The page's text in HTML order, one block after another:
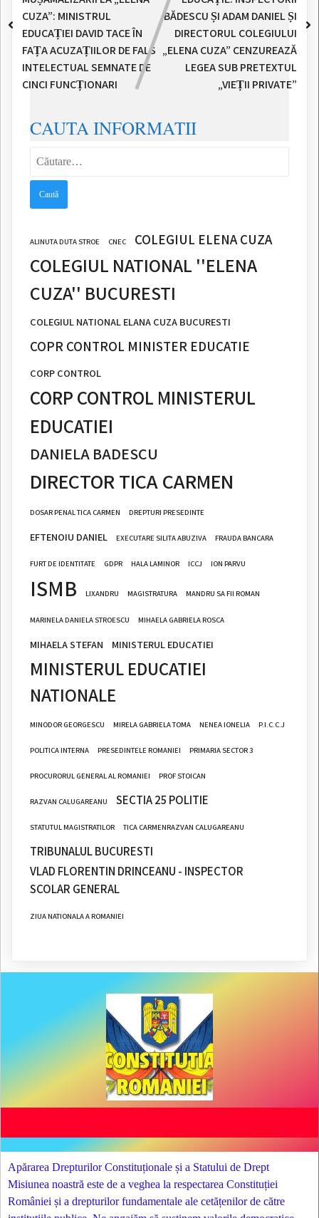
CUZA”: MINISTRUL
EDUCAȚIEI DAVID TACE ÎN
FAȚA ACUZAȚIILOR DE FALS
INTELECTUAL SEMNATE DE
CINCI FUNCȚIONARI
BĂDESCU ȘI ADAM DANIEL ȘI
DIRECTORUL COLEGIULUI
„ELENA CUZA” CENZUREAZĂ
LEGEA SUB PRETEXTUL
„VIEȚII PRIVATE”
CAUTA INFORMATII
ALINUTA DUTA STROE CNEC COLEGIUL ELENA CUZA
COLEGIUL NATIONAL ''ELENA
CUZA'' BUCURESTI
COLEGIUL NATIONAL ELANA CUZA BUCURESTI
COPR CONTROL MINISTER EDUCATIE
CORP CONTROL
CORP CONTROL MINISTERUL
EDUCATIEI
DANIELA BADESCU
DIRECTOR TICA CARMEN
DOSAR PENAL TICA CARMEN DREPTURI PRESEDINTE
EFTENOIU DANIEL EXECUTARE SILITA ABUZIVA FRAUDA BANCARA
FURT DE IDENTITATE GDPR HALA LAMINOR ICCJ ION PARVU
ISMB LIXANDRU MAGISTRATURA MANDRU SA FII ROMAN
MARINELA DANIELA STROESCU MIHAELA GABRIELA ROSCA
MIHAELA STEFAN MINISTERUL EDUCATIEI
MINISTERUL EDUCATIEI
NATIONALE
MINODOR GEORGESCU MIRELA GABRIELA TOMA NENEA IONELIA P.I.C.C.J
POLITICA INTERNA PRESEDINTELE ROMANIEI PRIMARIA SECTOR 3
PROCURORUL GENERAL AL ROMANIEI PROF STOICAN
RAZVAN CALUGAREANU SECTIA 25 POLITIE
STATUTUL MAGISTRATILOR TICA CARMENRAZVAN CALUGAREANU
TRIBUNALUL BUCURESTI
VLAD FLORENTIN DRINCEANU - INSPECTOR
SCOLAR GENERAL
ZIUA NATIONALA A ROMANIEI
Apărarea Drepturilor Constituționale și a Statului de Drept
Misiunea noastră este de a veghea la respectarea Constituției
României și a drepturilor fundamentale ale cetățenilor de către